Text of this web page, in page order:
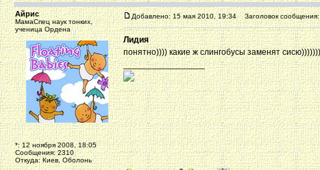
Айрис
МамаСпец наук тонких,
ученица Ордена
*: 12 ноября 2008, 18:05
Сообщения: 2310
Откуда: Киев, Оболонь
Добавлено: 15 мая 2010, 19:34 Заголовок сообщения:
Лидия
понятно)))) какие ж слингобусы заменят
_________________